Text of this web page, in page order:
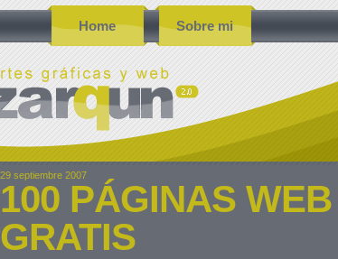
Home Sobre mi
29 septiembre 2007
100 PÁGINAS
GRATIS